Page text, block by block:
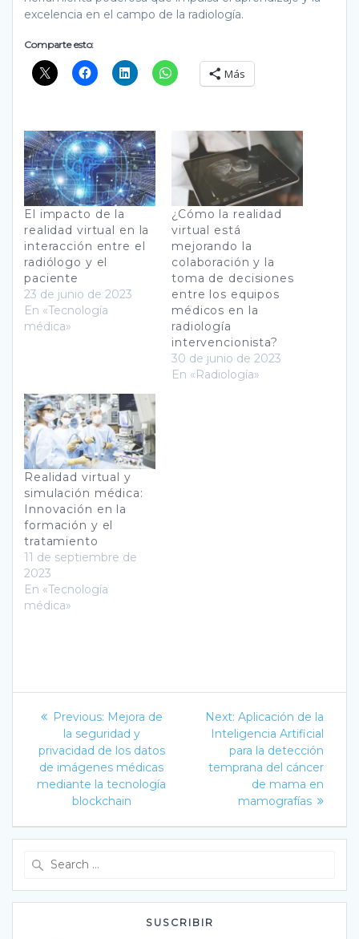
excelencia en el campo de la radiología.
Comparte esto:
Más
El impacto de la
realidad virtual en la
interacción entre el
radiólogo y el
paciente
23 de junio de 2023
En «Tecnología
médica»
¿Cómo la realidad
virtual está
mejorando la
colaboración y la
toma de decisiones
entre los equipos
médicos en la
radiología
intervencionista?
30 de junio de 2023
En «Radiología»
Realidad virtual y
simulación médica:
Innovación en la
formación y el
tratamiento
11 de septiembre de
2023
En «Tecnología
médica»
Navegación
de
entradas
Previous: Previous
post:
Mejora de
la seguridad y
privacidad de los datos
de imágenes médicas
mediante la tecnología
blockchain
Next: Next
post:
Aplicación de la
Inteligencia Artificial
para la detección
temprana del cáncer
de mama en
mamografías
SUSCRIBIR